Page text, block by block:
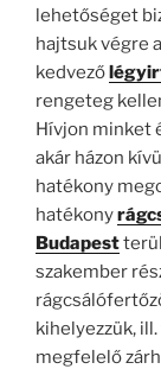
lehetőséget
hajtsuk végre a
kedvező
rengeteg
Hívjon minket
akár házon
hatékony
hatékony
Budapest
szakember
kihelyezzük,
megfelelő